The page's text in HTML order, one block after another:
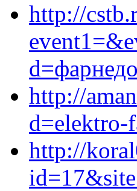
http://
http://
d=elektro-
http://